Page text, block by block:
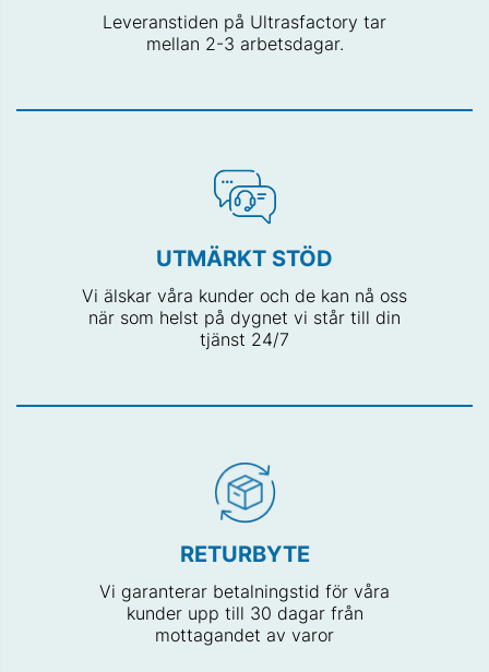
Leveranstiden på Ultrasfactory tar
mellan 2-3 arbetsdagar.
UTMÄRKT STÖD
Vi älskar våra kunder och de kan nå oss
när som helst på dygnet vi står till din
tjänst 24/7
RETURBYTE
Vi garanterar betalningstid för våra
kunder upp till 30 dagar från
mottagandet av varor